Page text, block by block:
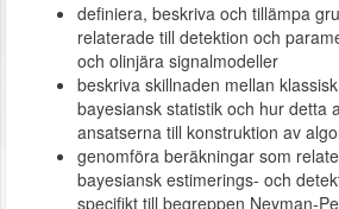
definiera, beskriva och tillämpa
relaterade till detektion och
och olinjära signalmodeller
beskriva skillnaden mellan
bayesiansk statistik och hur detta
ansatserna till konstruktion av
genomföra beräkningar som
bayesiansk estimerings‐ och
specifikt till begreppen Neyman-